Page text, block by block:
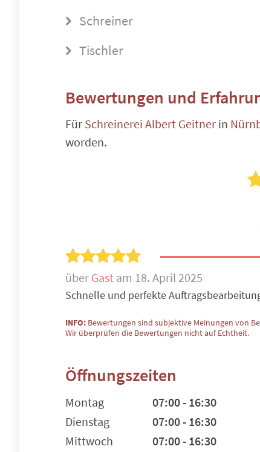
Schreiner
Tischler
Bewertungen und
Für Schreinerei Albert Geitner in
worden.
über Gast am 18. April 2025
Schnelle und perfekte
INFO: Bewertungen sind subjektive Meinungen von
Wir überprüfen die Bewertungen nicht auf Echtheit.
Öffnungszeiten
Montag
07:00 - 16:30
Dienstag
07:00 - 16:30
Mittwoch
07:00 - 16:30